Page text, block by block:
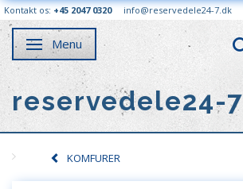
Kontakt os: +45 2047 0320 info@reservedele24-7.dk
Skifte navigation
Menu
reservedele24-7
KOMFURER